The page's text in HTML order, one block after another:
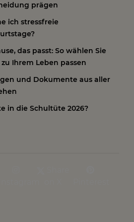
prägen
ich stressfreie
das passt: So wählen Sie
zu Ihrem Leben passen
und Dokumente aus aller
in die Schultüte 2026?